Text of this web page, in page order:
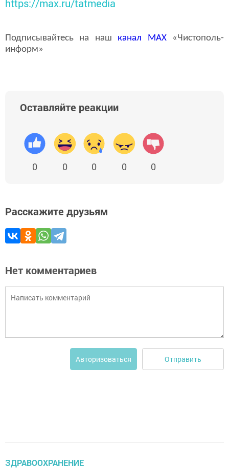
https://max.ru/tatmedia
Подписывайтесь на наш канал MAX«Чистополь-
информ»
Оставляйте реакции
0 0 0 0 0
Расскажите друзьям
Нет комментариев
Авторизоваться Отправить
ЗДРАВООХРАНЕНИЕ